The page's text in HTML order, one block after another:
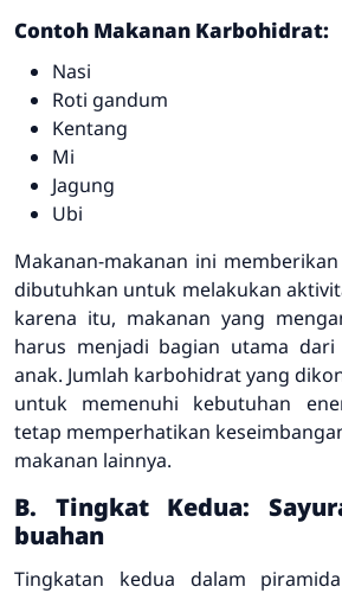
Contoh Makanan Karbohidrat:
Nasi
Roti gandum
Kentang
Mi
Jagung
Ubi
Makanan-makanan ini
dibutuhkan untuk melakukan
karena itu, makanan yang
harus menjadi bagian utama
anak. Jumlah karbohidrat yang
untuk memenuhi kebutuhan
tetap memperhatikan
makanan lainnya.
B. Tingkat Kedua:
buahan
Tingkatan kedua dalam